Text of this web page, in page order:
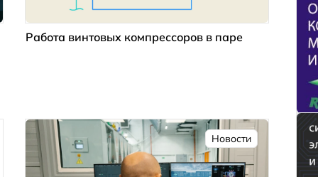
Работа винтовых компрессоров в паре
Новости